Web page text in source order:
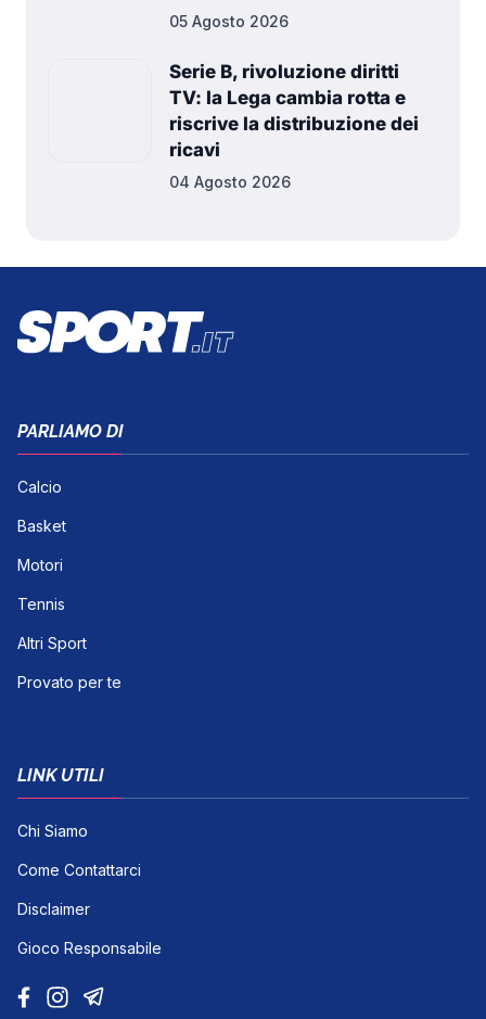
05 Agosto 2026
Serie B, rivoluzione diritti
TV: la Lega cambia rotta e
riscrive la distribuzione dei
ricavi
04 Agosto 2026
PARLIAMO DI
Calcio
Basket
Motori
Tennis
Altri Sport
Provato per te
LINK UTILI
Chi Siamo
Come Contattarci
Disclaimer
Gioco Responsabile